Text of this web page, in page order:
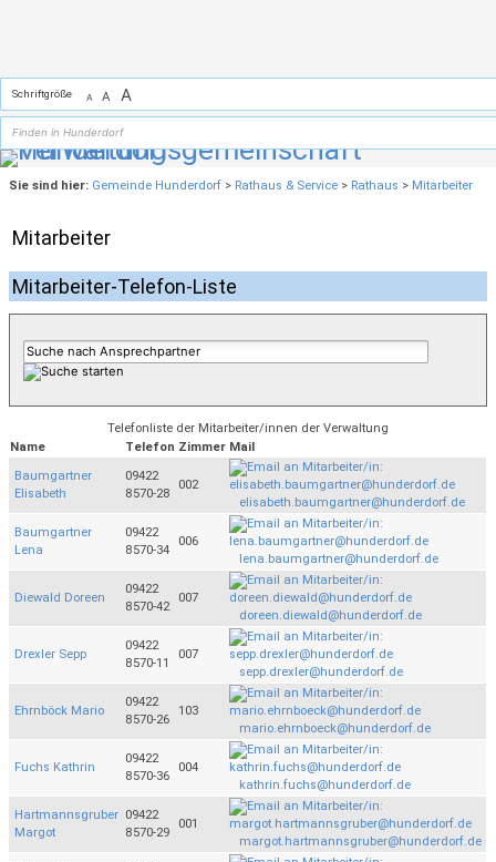
Schriftgröße A A A
Sie sind hier: Gemeinde Hunderdorf > Rathaus & Service > Rathaus > Mitarbeiter
Mitarbeiter
Mitarbeiter-Telefon-Liste
Telefonliste der Mitarbeiter/innen der Verwaltung
Name
Telefon Zimmer Mail
Baumgartner
Elisabeth
09422
8570-28
002
elisabeth.baumgartner@hunderdorf.de
Baumgartner
Lena
09422
8570-34
006
lena.baumgartner@hunderdorf.de
Diewald Doreen
09422
8570-42
007
doreen.diewald@hunderdorf.de
Drexler Sepp
09422
8570-11
007
sepp.drexler@hunderdorf.de
Ehrnböck Mario
09422
8570-26
103
mario.ehrnboeck@hunderdorf.de
Fuchs Kathrin
09422
8570-36
004
kathrin.fuchs@hunderdorf.de
Hartmannsgruber
Margot
09422
8570-29
001
margot.hartmannsgruber@hunderdorf.de